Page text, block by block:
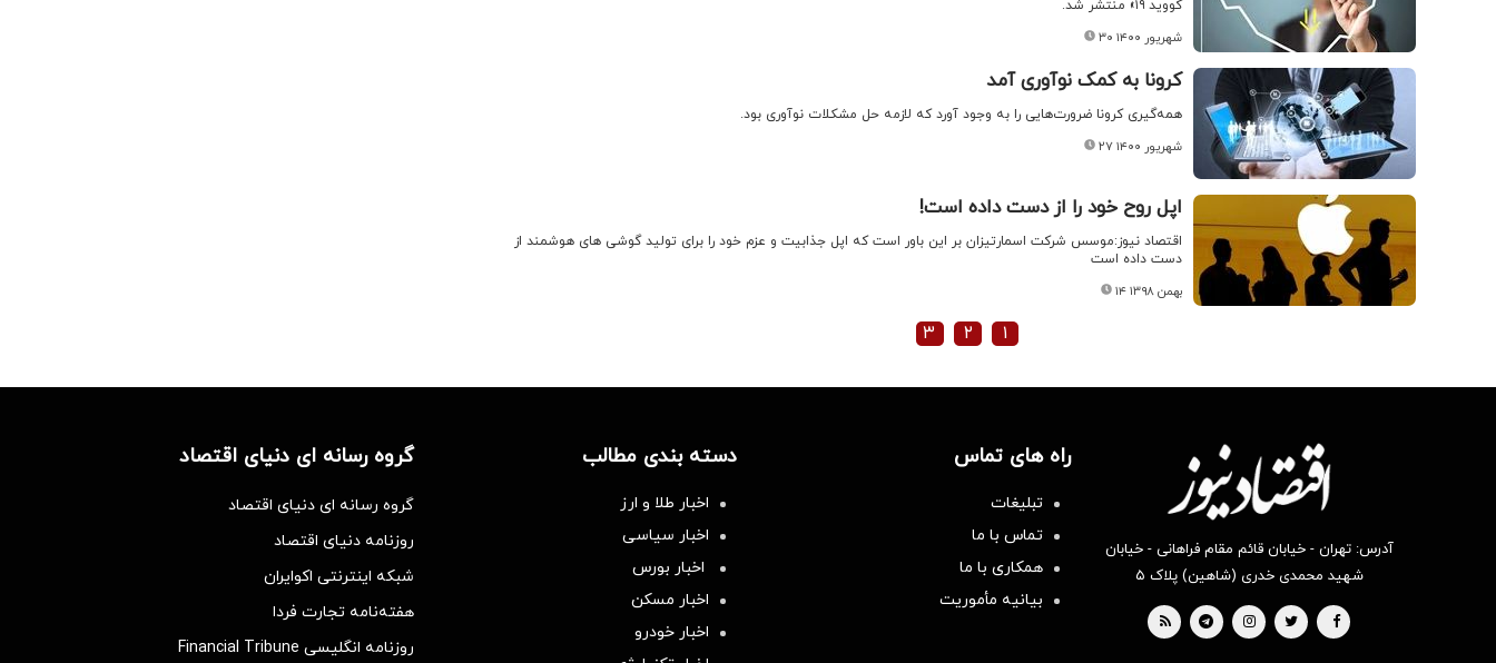
کووید ۱۹» منتشر شد.
۳۰ شهریور ۱۴۰۰
کرونا به کمک نوآوری آمد
همه‌گیری کرونا ضرورت‌هایی را به وجود آورد که لازمه حل مشکلات نوآوری بود.
۲۷ شهریور ۱۴۰۰
اپل روح خود را از دست داده است!
اقتصاد نیوز:موسس شرکت اسمارتیزان بر این باور است که اپل جذابیت و عزم خود را برای تولید گوشی های هوشمند از
دست داده است
۱۴ بهمن ۱۳۹۸
۱ ۲ ۳
آدرس: تهران - خیابان قائم مقام فراهانی - خیابان
شهید محمدی خدری (شاهین) پلاک ۵
راه های تماس
تبلیغات
تماس با ما
همکاری با ما
بیانیه مأموریت
دسته بندی مطالب
اخبار طلا و ارز
اخبار سیاسی
اخبار بورس
اخبار مسکن
اخبار خودرو
گروه رسانه ای دنیای اقتصاد
گروه رسانه ای دنیای اقتصاد
روزنامه دنیای اقتصاد
شبکه اینترنتی اکوایران
هفته‌نامه تجارت فردا
روزنامه انگلیسی Financial Tribune